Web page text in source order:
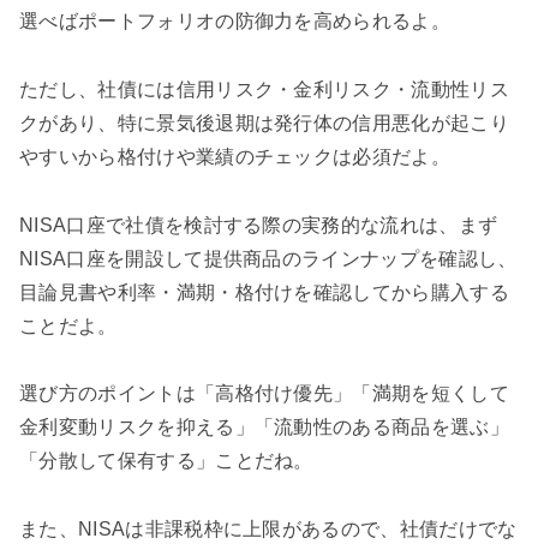
選べばポートフォリオの防御力を高められるよ。
ただし、社債には信用リスク・金利リスク・流動性リス
クがあり、特に景気後退期は発行体の信用悪化が起こり
やすいから格付けや業績のチェックは必須だよ。
NISA口座で社債を検討する際の実務的な流れは、まず
NISA口座を開設して提供商品のラインナップを確認し、
目論見書や利率・満期・格付けを確認してから購入する
ことだよ。
選び方のポイントは「高格付け優先」「満期を短くして
金利変動リスクを抑える」「流動性のある商品を選ぶ」
「分散して保有する」ことだね。
また、NISAは非課税枠に上限があるので、社債だけでな